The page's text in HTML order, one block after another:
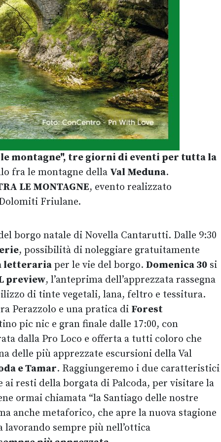
montagne", tre giorni di eventi per tutta la
fra le montagne della Val Meduna.
LE MONTAGNE, evento realizzato
Friulane.
borgo natale di Novella Cantarutti. Dalle 9:30
, possibilità di noleggiare gratuitamente
letteraria per le vie del borgo. Domenica 30 si
preview, l’anteprima dell’apprezzata rassegna
di tinte vegetali, lana, feltro e tessitura.
Perazzolo e una pratica di Forest
pic nic e gran finale dalle 17:00, con
dalla Pro Loco e offerta a tutti coloro che
delle più apprezzate escursioni della Val
e Tamar. Raggiungeremo i due caratteristici
resti della borgata di Palcoda, per visitare la
ormai chiamata “la Santiago delle nostre
anche metaforico, che apre la nuova stagione
sempre più nell’ottica